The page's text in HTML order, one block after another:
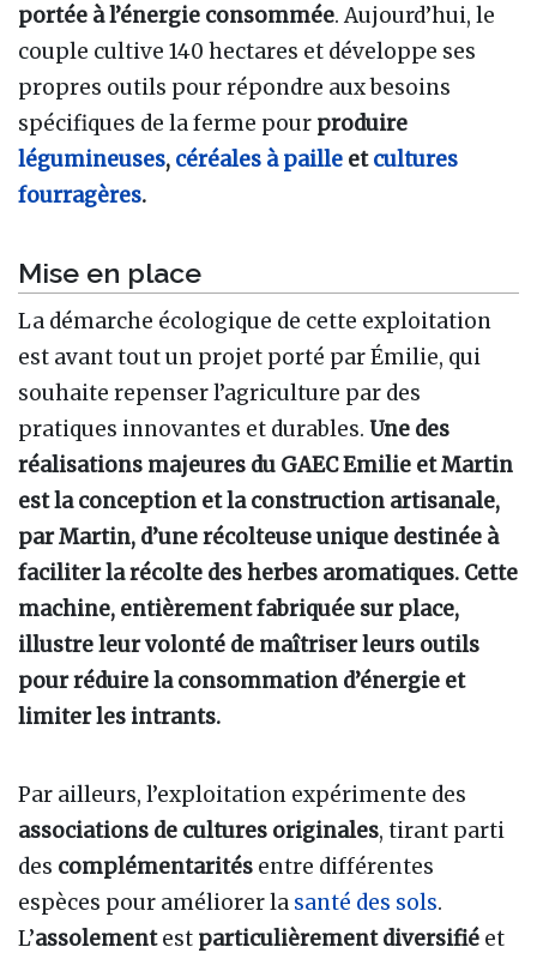
portée à l’énergie consommée. Aujourd’hui, le
couple cultive 140 hectares et développe ses
propres outils pour répondre aux besoins
spécifiques de la ferme pour produire
légumineuses, céréales à paille etcultures
fourragères.
Mise en place
La démarche écologique de cette exploitation
est avant tout un projet porté par Émilie, qui
souhaite repenser l’agriculture par des
pratiques innovantes et durables. Une des
réalisations majeures du GAEC Emilie et Martin
est la conception et la construction artisanale,
par Martin, d’une récolteuse unique destinée à
faciliter la récolte des herbes aromatiques. Cette
machine, entièrement fabriquée sur place,
illustre leur volonté de maîtriser leurs outils
pour réduire la consommation d’énergie et
limiter les intrants.
Par ailleurs, l’exploitation expérimente des
associations de cultures originales, tirant parti
des complémentarités entre différentes
espèces pour améliorer la santé des sols.
L’assolementest particulièrement diversifié et